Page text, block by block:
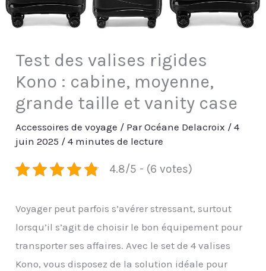
Test des valises rigides
Kono : cabine, moyenne,
grande taille et vanity case
Accessoires de voyage / ParOcéane Delacroix /4
juin 2025 /4 minutes de lecture
4.8/5 - (6 votes)
Voyager peut parfois s’avérer stressant, surtout
lorsqu’il s’agit de choisir le bon équipement pour
transporter ses affaires. Avec le set de 4 valises
Kono, vous disposez de la solution idéale pour